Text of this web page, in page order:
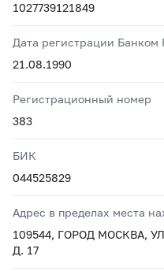
1027739121849
Дата регистрации Банком
21.08.1990
Регистрационный номер
383
БИК
044525829
Адрес в пределах места
109544, ГОРОД МОСКВА,
Д. 17